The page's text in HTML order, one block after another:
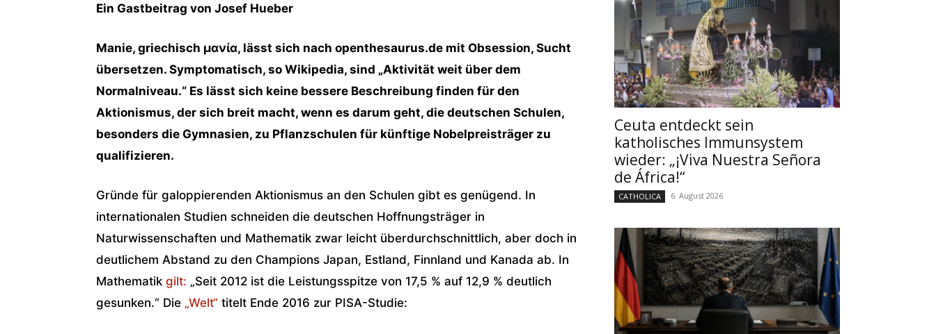
Ein Gastbeitrag von Josef Hueber
Manie, griechisch μανία, lässt sich nach openthesaurus.de mit Obsession, Sucht
übersetzen. Symptomatisch, so Wikipedia, sind „Aktivität weit über dem
Normalniveau.“ Es lässt sich keine bessere Beschreibung finden für den
Aktionismus, der sich breit macht, wenn es darum geht, die deutschen Schulen,
besonders die Gymnasien, zu Pflanzschulen für künftige Nobelpreisträger zu
qualifizieren.
Gründe für galoppierenden Aktionismus an den Schulen gibt es genügend. In
internationalen Studien schneiden die deutschen Hoffnungsträger in
Naturwissenschaften und Mathematik zwar leicht überdurchschnittlich, aber doch in
deutlichem Abstand zu den Champions Japan, Estland, Finnland und Kanada ab. In
Mathematik gilt: „Seit 2012 ist die Leistungsspitze von 17,5 % auf 12,9 % deutlich
gesunken.“ Die „Welt“ titelt Ende 2016 zur PISA-Studie:
Ceuta entdeckt sein
katholisches Immunsystem
wieder: „¡Viva Nuestra Señora
de África!“
CATHOLICA 6. August 2026